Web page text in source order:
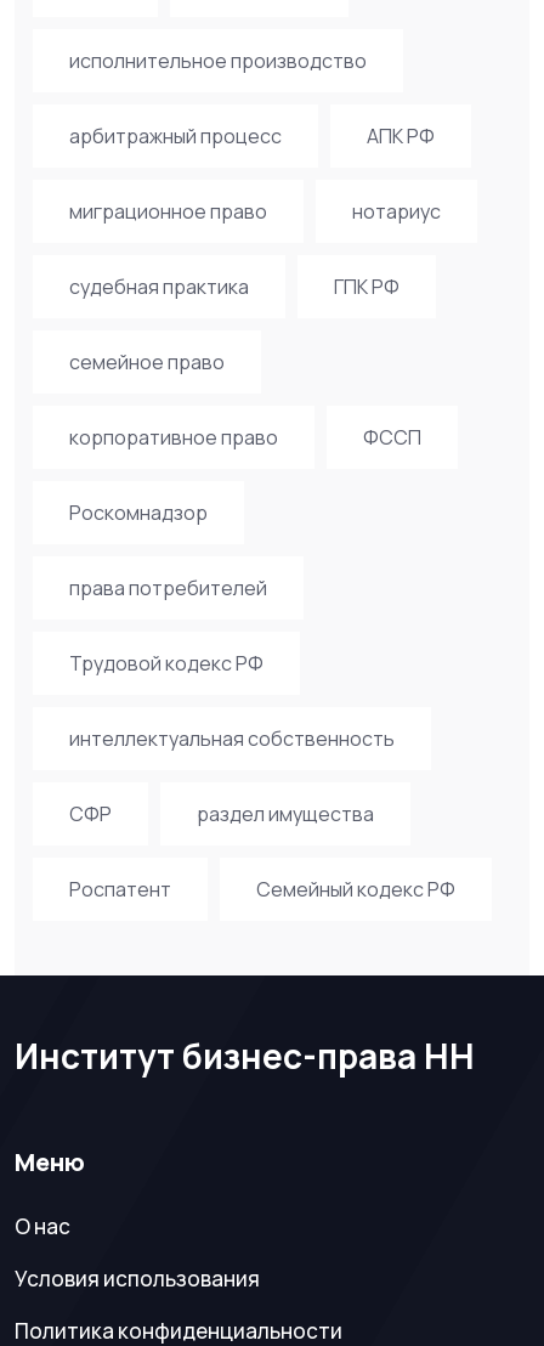
исполнительное производство
арбитражный процесс АПК РФ
миграционное право нотариус
судебная практика ГПК РФ
семейное право
корпоративное право ФССП
Роскомнадзор
права потребителей
Трудовой кодекс РФ
интеллектуальная собственность
СФР раздел имущества
Роспатент Семейный кодекс РФ
Институт бизнес-права НН
Меню
О нас
Условия использования
Политика конфиденциальности